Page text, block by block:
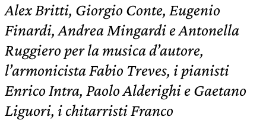
Alex Britti, Giorgio Conte, Eugenio
Finardi, Andrea Mingardi e Antonella
Ruggiero per la musica d’autore,
l’armonicista Fabio Treves, i pianisti
Enrico Intra, Paolo Alderighi e Gaetano
Liguori, i chitarristi Franco